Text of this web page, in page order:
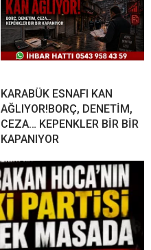
KARABÜK ESNAFI KAN
AĞLIYOR!BORÇ, DENETİM,
CEZA… KEPENKLER BİR BİR
KAPANIYOR